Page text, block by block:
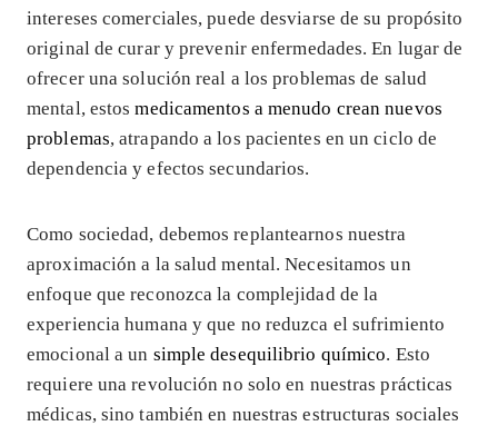
intereses comerciales, puede desviarse de su propósito
original de curar y prevenir enfermedades. En lugar de
ofrecer una solución real a los problemas de salud
mental, estosmedicamentos a menudo crean nuevos
problemas, atrapando a los pacientes en un ciclo de
dependencia y efectos secundarios.
Como sociedad, debemos replantearnos nuestra
aproximación a la salud mental. Necesitamos un
enfoque que reconozca la complejidad de la
experiencia humana y que no reduzca el sufrimiento
emocional a un simple desequilibrio químico. Esto
requiere una revolución no solo en nuestras prácticas
médicas, sino también en nuestras estructuras sociales